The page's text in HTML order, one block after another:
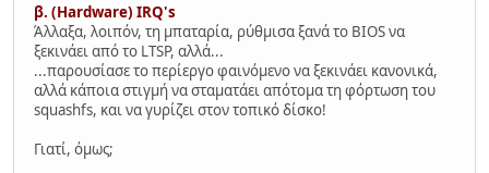
β. (Hardware) IRQ's
Άλλαξα, λοιπόν, τη μπαταρία, ρύθμισα ξανά το BIOS να
ξεκινάει από το LTSP, αλλά...
...παρουσίασε το περίεργο φαινόμενο να ξεκινάει κανονικά,
αλλά κάποια στιγμή να σταματάει απότομα τη φόρτωση του
squashfs, και να γυρίζει στον τοπικό δίσκο!
Γιατί, όμως;